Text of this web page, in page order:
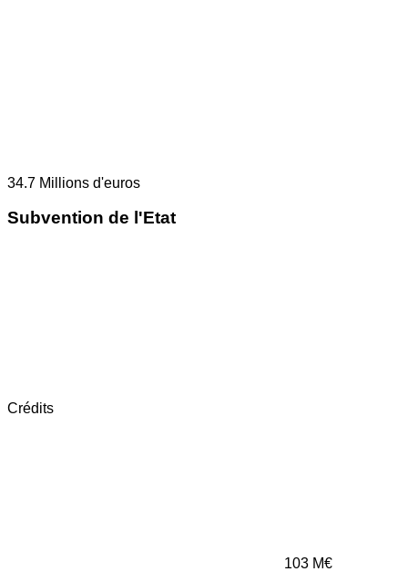
34.7 Millions d'euros
Subvention de l'Etat
Crédits
103 M€